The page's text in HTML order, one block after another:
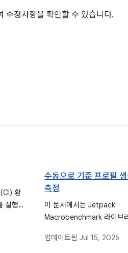
수정사항을 확인할 수 있습니다.
환
실행
, 데
수동으로 기준 프로필
측정
이 문서에서는 Jetpack
Macrobenchmark 라이브
Android 앱의 기준 프로필
업데이트됨Jul 15, 2026